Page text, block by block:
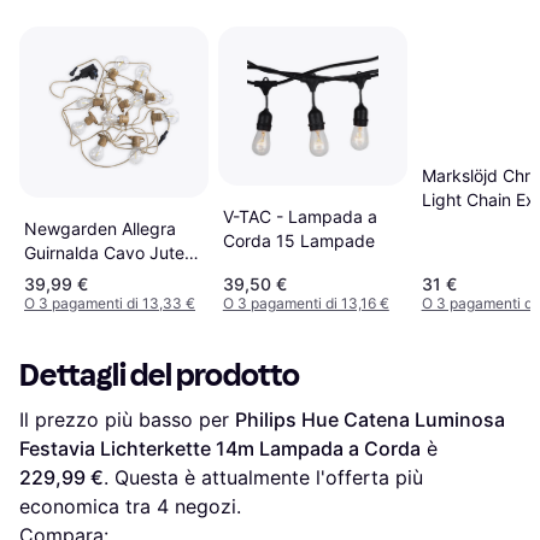
Newgarden Allegra
Guirnalda Cavo Jute
Ghirlanda Luminosa
Per Esterni Lampada a
39,99 €
O 3 pagamenti di 13,33 €
V-TAC - Lampada a
Corda 15 Lampade
39,50 €
O 3 pagamenti di 13,16 €
Markslöjd
Light Chain
31 €
O 3 pagamenti
Dettagli del prodotto
Il prezzo più basso per Philips Hue Catena Luminosa
Festavia Lichterkette 14m Lampada a Corda
229,99 €. Questa è attualmente l'offerta più
economica tra 4 negozi.